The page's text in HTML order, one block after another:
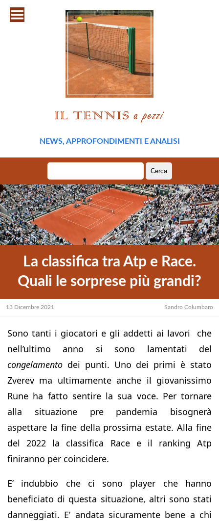
NEWS, APPROFONDIMENTI E ANALISI
per:
La classifica tra Atp e Race.
Quali le sorprese più grandi?
13 Dicembre 2021 Sandro Columbaro
Sono tanti i giocatori e gli addetti ai lavori che
nell’ultimo anno si sono lamentati del
congelamento dei punti. Uno dei primi è stato
Zverev ma ultimamente anche il giovanissimo
Rune ha fatto sentire la sua voce. Per tornare
alla situazione pre pandemia bisognerà
aspettare la fine della prossima estate. Alla fine
del 2022 la classifica Race e il ranking Atp
finiranno per coincidere.
E’ indubbio che ci sono player che hanno
beneficiato di questa situazione, altri sono stati
danneggiati. E’ andata sicuramente bene a chi